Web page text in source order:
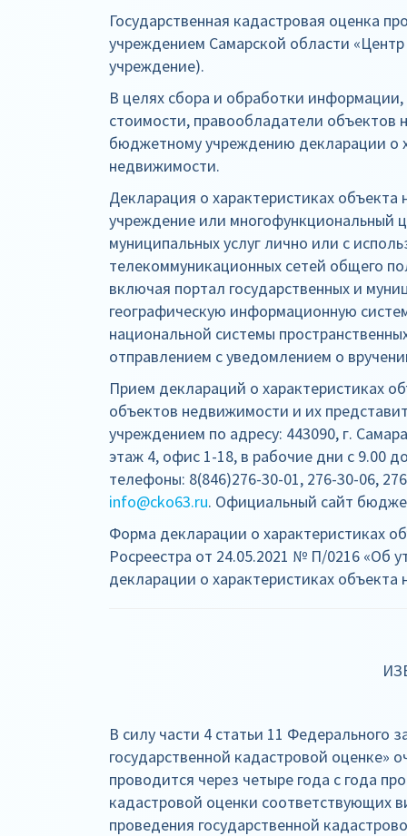
Государственная кадастровая оценка
учреждением Самарской области
учреждение).
В целях сбора и обработки
стоимости, правообладатели объектов
бюджетному учреждению декларации о
недвижимости.
Декларация о характеристиках
учреждение или многофункциональный
муниципальных услуг лично или с
телекоммуникационных сетей общего
включая портал государственных и
географическую информационную
национальной системы
отправлением с уведомлением о
Прием деклараций о характеристиках
объектов недвижимости и их
учреждением по адресу: 443090, г.
этаж 4, офис 1-18, в рабочие дни с 9.00
телефоны: 8(846)276-30-01, 276-30-06,
info@cko63.ru. Официальный сайт
Форма декларации о характеристиках
Росреестра от 24.05.2021 № П/0216 «Об
декларации о характеристиках
В силу части 4 статьи 11 Федерального
государственной кадастровой оценке»
проводится через четыре года с года
кадастровой оценки соответствующих
проведения государственной